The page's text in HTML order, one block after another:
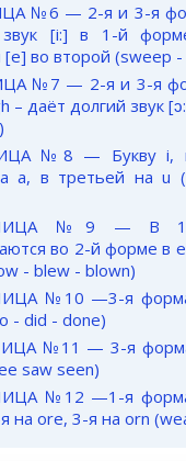
№6 — 2-я и 3-я
звук [i:] в 1-й
[e] во второй (sweep
№7 — 2-я и 3-я
– даёт долгий звук
№8 — Букву i,
а, в третьей на u
№9 — В 1-
во 2-й форме в
- blew - blown)
№10 —3-я форма
- did - done)
№11 — 3-я форма
saw seen)
№12 —1-я форма
на ore, 3-я на orn